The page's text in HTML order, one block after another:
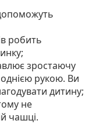
робить
зростаючу
рукою. Ви
дитину;
не
чашці.